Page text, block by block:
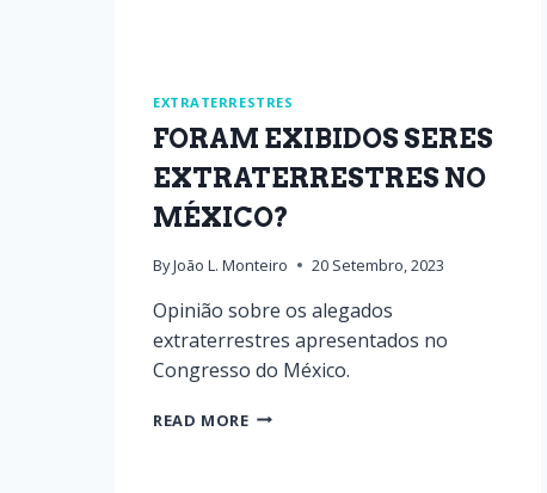
EXTRATERRESTRES
FORAM EXIBIDOS SERES
EXTRATERRESTRES NO
MÉXICO?
ByJoão L. Monteiro 20 Setembro, 2023
Opinião sobre os alegados
extraterrestres apresentados no
Congresso do México.
READ MORE